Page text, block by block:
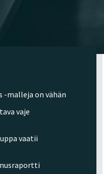
-malleja on vähän
vaje
vaatii